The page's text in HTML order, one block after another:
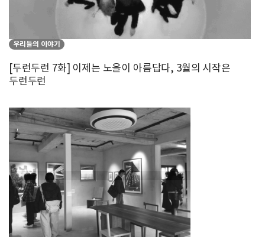
우리들의 이야기
[두런두런 7화] 이제는 노을이 아름답다, 3월의 시작은
두런두런